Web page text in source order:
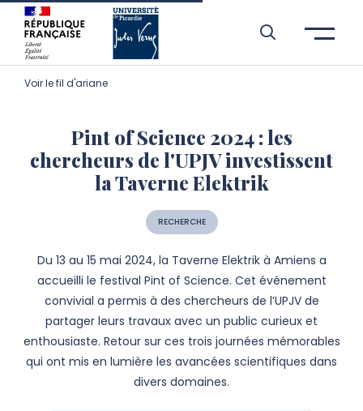
Aller à l’entête de page
Aller au menu principale
Aller au contenu principal
Aller à la recherche
Passer aux cookies
Aller au pied de page
Voir le fil d'ariane
Pint of Science 2024 : les
chercheurs de l'UPJV investissent
la Taverne Elektrik
RECHERCHE
Du 13 au 15 mai 2024, la Taverne Elektrik à Amiens a
accueilli le festival Pint of Science. Cet événement
convivial a permis à des chercheurs de l’UPJV de
partager leurs travaux avec un public curieux et
enthousiaste. Retour sur ces trois journées mémorables
qui ont mis en lumière les avancées scientifiques dans
divers domaines.